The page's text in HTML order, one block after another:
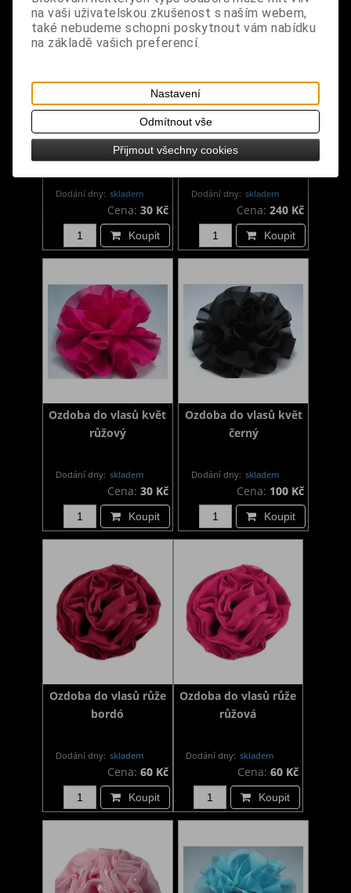
Ozdoba do vlasů květ
světle růžový
Dodání dny: skladem
Cena: 30 Kč
Koupit
Ozdoba do vlasů květ
z peří černý
Dodání dny: skladem
Cena: 240 Kč
Koupit
Ozdoba do vlasů květ
růžový
Dodání dny: skladem
Cena: 30 Kč
Koupit
Ozdoba do vlasů květ
černý
Dodání dny: skladem
Cena: 100 Kč
Koupit
Ozdoba do vlasů růže
bordó
Dodání dny: skladem
Cena: 60 Kč
Koupit
Ozdoba do vlasů růže
růžová
Dodání dny: skladem
Cena:60 Kč
Koupit
na vaši uživatelskou zkušenost s naším webem,
také nebudeme schopni poskytnout vám nabídku
na základě vašich preferencí.
Nastavení
Odmítnout vše
Přijmout všechny cookies